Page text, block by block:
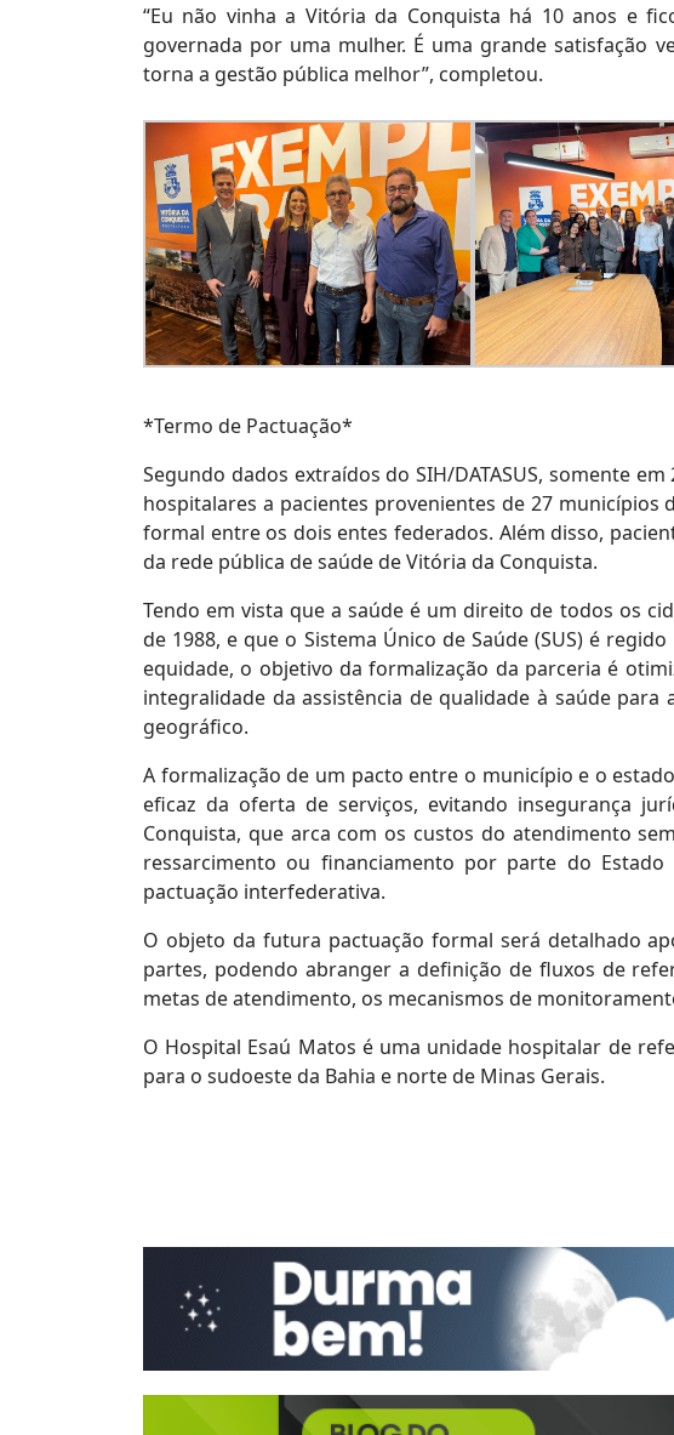
“Eu não vinha a Vitória da Conquista há 10 anos e
governada por uma mulher. É uma grande satisfação
torna a gestão pública melhor”, completou.
*Termo de Pactuação*
Segundo dados extraídos do SIH/DATASUS, somente
hospitalares a pacientes provenientes de 27 municípios
formal entre os dois entes federados. Além disso,
da rede pública de saúde de Vitória da Conquista.
Tendo em vista que a saúde é um direito de todos os
de 1988, e que o Sistema Único de Saúde (SUS) é
equidade, o objetivo da formalização da parceria é
integralidade da assistência de qualidade à saúde
geográfico.
A formalização de um pacto entre o município e o
eficaz da oferta de serviços, evitando insegurança
Conquista, que arca com os custos do atendimento
ressarcimento ou financiamento por parte do
pactuação interfederativa.
O objeto da futura pactuação formal será detalhado
partes, podendo abranger a definição de fluxos de
metas de atendimento, os mecanismos de
O Hospital Esaú Matos é uma unidade hospitalar de
para o sudoeste da Bahia e norte de Minas Gerais.